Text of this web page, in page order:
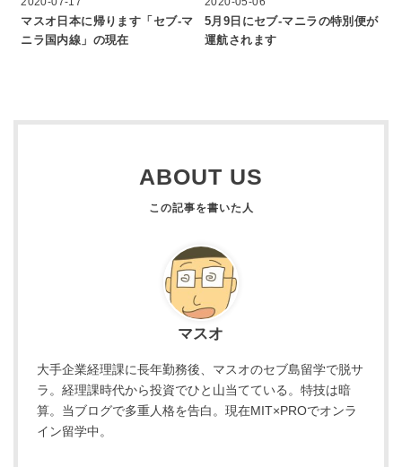
マスオ日本に帰ります「セブ-マ
ニラ国内線」の現在
5月9日にセブ‐マニラの特別便が
運航されます
ABOUT US
マスオ
大手企業経理課に長年勤務後、マスオのセブ島留学で脱サ
ラ。経理課時代から投資でひと山当てている。特技は暗
算。当ブログで多重人格を告白。現在MIT×PROでオンラ
イン留学中。